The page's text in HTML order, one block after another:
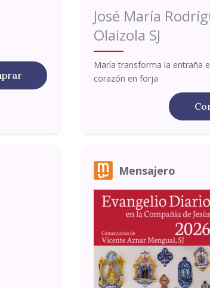
José María
Olaizola SJ
María transforma la entraña
corazón en forja
Mensajero